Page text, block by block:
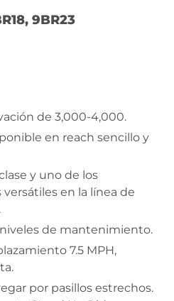
9BR23
de 3,000-4,000.
en reach sencillo y
y uno de los
en la línea de
de mantenimiento.
7.5 MPH,
por pasillos estrechos.